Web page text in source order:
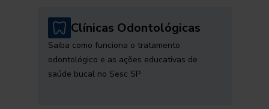
Clínicas Odontológicas
Saiba como funciona o tratamento
odontológico e as ações educativas de
saúde bucal no Sesc SP